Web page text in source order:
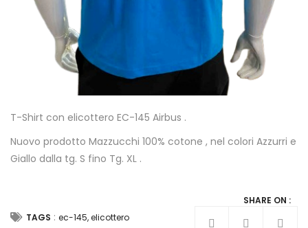
T-Shirt con elicottero EC-145 Airbus .
Nuovo prodotto Mazzucchi 100% cotone , nel colori Azzurri e
Giallo dalla tg. S fino Tg. XL .
TAGS : ec-145,elicottero
SHARE ON :